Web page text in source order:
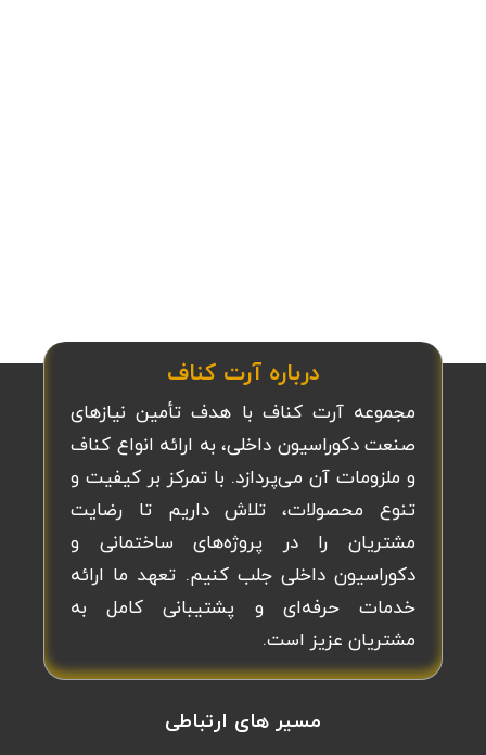
درباره آرت کناف
مجموعه آرت کناف با هدف تأمین نیازهای
صنعت دکوراسیون داخلی، به ارائه انواع کناف
و ملزومات آن می‌پردازد. با تمرکز بر کیفیت و
تنوع محصولات، تلاش داریم تا رضایت
مشتریان را در پروژه‌های ساختمانی و
دکوراسیون داخلی جلب کنیم. تعهد ما ارائه
خدمات حرفه‌ای و پشتیبانی کامل به
مشتریان عزیز است.
مسیر های ارتباطی